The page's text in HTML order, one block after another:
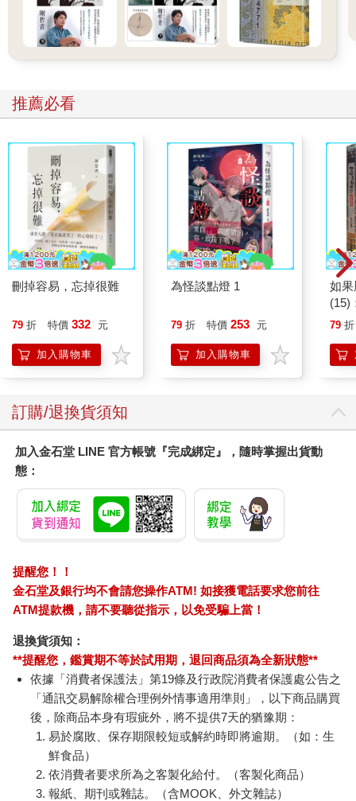
瘂弦是偶像級的詩人。幾代文青跪讀，背誦「哈里路亞！我仍活
著。工作，散步，向壞人致敬，微笑和不朽。為生存而生存，為
看雲而看雲，厚著臉皮占地球的一部分⋯⋯」這類的名句。
推薦必看
刪掉容易，忘掉很難
79 折 特價 332 元
加入購物車
為怪談點燈 1
79 折 特價 253 元
加入購物車
如
(15)
貓
79 折
訂購/退換貨須知
加入金石堂 LINE 官方帳號『完成綁定』，隨時掌握出貨動
態：
提醒您！！
金石堂及銀行均不會請您操作ATM! 如接獲電話要求您前往
ATM提款機，請不要聽從指示，以免受騙上當！
退換貨須知：
**提醒您，鑑賞期不等於試用期，退回商品須為全新狀態**
依據「消費者保護法」第19條及行政院消費者保護處公告之
「通訊交易解除權合理例外情事適用準則」，以下商品購買
後，除商品本身有瑕疵外，將不提供7天的猶豫期：
易於腐敗、保存期限較短或解約時即將逾期。（如：生
鮮食品）
依消費者要求所為之客製化給付。（客製化商品）
報紙、期刊或雜誌。（含MOOK、外文雜誌）